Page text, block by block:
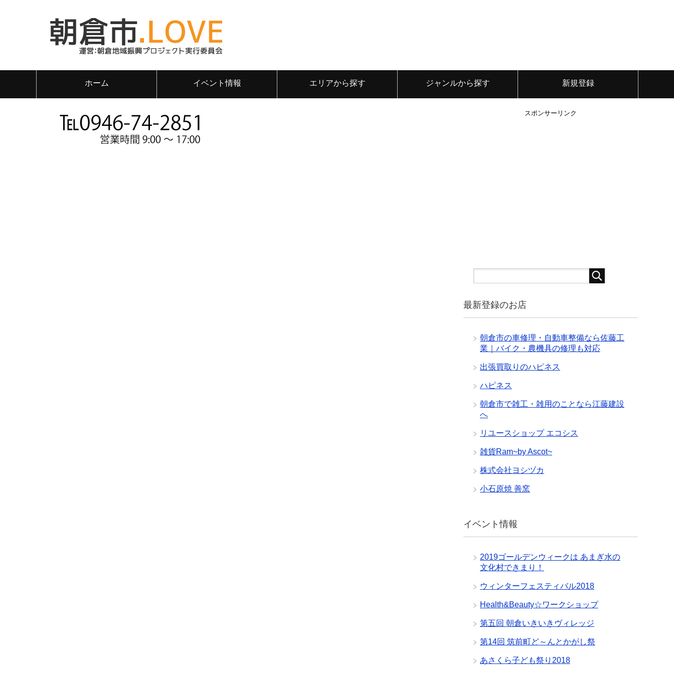
ホーム イベント情報 エリアから探す ジャンルから探す 新規登録
スポンサーリンク
最新登録のお店
朝倉市の車修理・自動車整備なら佐藤工
業｜バイク・農機具の修理も対応
出張買取りのハピネス
ハピネス
朝倉市で雑工・雑用のことなら江藤建設
へ
リユースショップ エコシス
雑貨Ram~by Ascot~
株式会社ヨシヅカ
小石原焼 善窯
イベント情報
2019ゴールデンウィークは あまぎ水の
文化村できまり！
ウィンターフェスティバル2018
Health&Beauty☆ワークショップ
第五回 朝倉いきいきヴィレッジ
第14回 筑前町ど～んとかがし祭
あさくら子ども祭り2018